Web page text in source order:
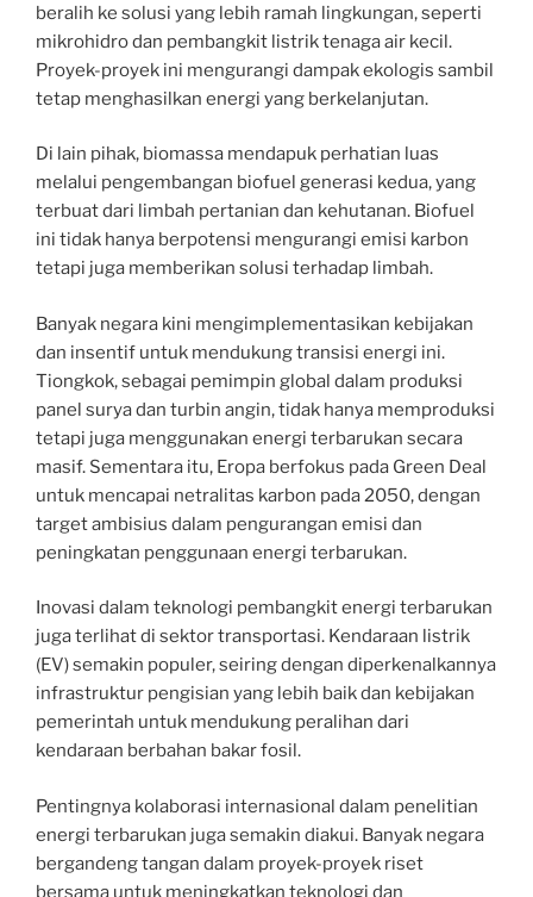
beralih ke solusi yang lebih ramah lingkungan, seperti
mikrohidro dan pembangkit listrik tenaga air kecil.
Proyek-proyek ini mengurangi dampak ekologis sambil
tetap menghasilkan energi yang berkelanjutan.
Di lain pihak, biomassa mendapuk perhatian luas
melalui pengembangan biofuel generasi kedua, yang
terbuat dari limbah pertanian dan kehutanan. Biofuel
ini tidak hanya berpotensi mengurangi emisi karbon
tetapi juga memberikan solusi terhadap limbah.
Banyak negara kini mengimplementasikan kebijakan
dan insentif untuk mendukung transisi energi ini.
Tiongkok, sebagai pemimpin global dalam produksi
panel surya dan turbin angin, tidak hanya memproduksi
tetapi juga menggunakan energi terbarukan secara
masif. Sementara itu, Eropa berfokus pada Green Deal
untuk mencapai netralitas karbon pada 2050, dengan
target ambisius dalam pengurangan emisi dan
peningkatan penggunaan energi terbarukan.
Inovasi dalam teknologi pembangkit energi terbarukan
juga terlihat di sektor transportasi. Kendaraan listrik
(EV) semakin populer, seiring dengan diperkenalkannya
infrastruktur pengisian yang lebih baik dan kebijakan
pemerintah untuk mendukung peralihan dari
kendaraan berbahan bakar fosil.
Pentingnya kolaborasi internasional dalam penelitian
energi terbarukan juga semakin diakui. Banyak negara
bergandeng tangan dalam proyek-proyek riset
bersama untuk meningkatkan teknologi dan